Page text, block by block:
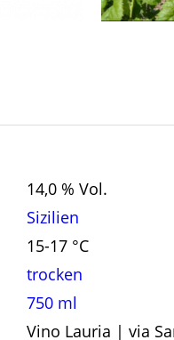
14,0 % Vol.
Sizilien
15-17 °C
trocken
750 ml
Vino Lauria | via